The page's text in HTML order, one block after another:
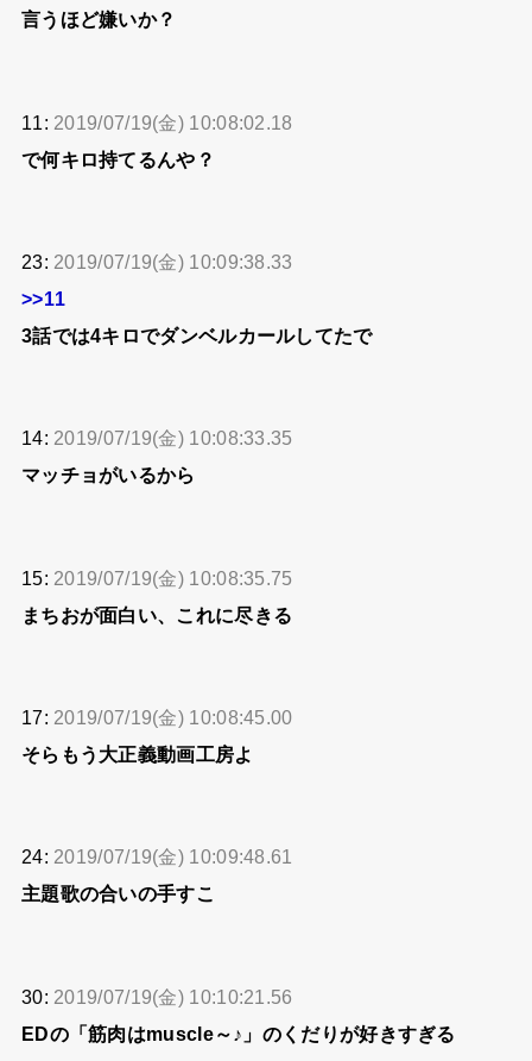
言うほど嫌いか？
11: 2019/07/19(金) 10:08:02.18
で何キロ持てるんや？
23: 2019/07/19(金) 10:09:38.33
>>11
3話では4キロでダンベルカールしてたで
14: 2019/07/19(金) 10:08:33.35
マッチョがいるから
15: 2019/07/19(金) 10:08:35.75
まちおが面白い、これに尽きる
17: 2019/07/19(金) 10:08:45.00
そらもう大正義動画工房よ
24: 2019/07/19(金) 10:09:48.61
主題歌の合いの手すこ
30: 2019/07/19(金) 10:10:21.56
EDの「筋肉はmuscle～♪」のくだりが好きすぎる